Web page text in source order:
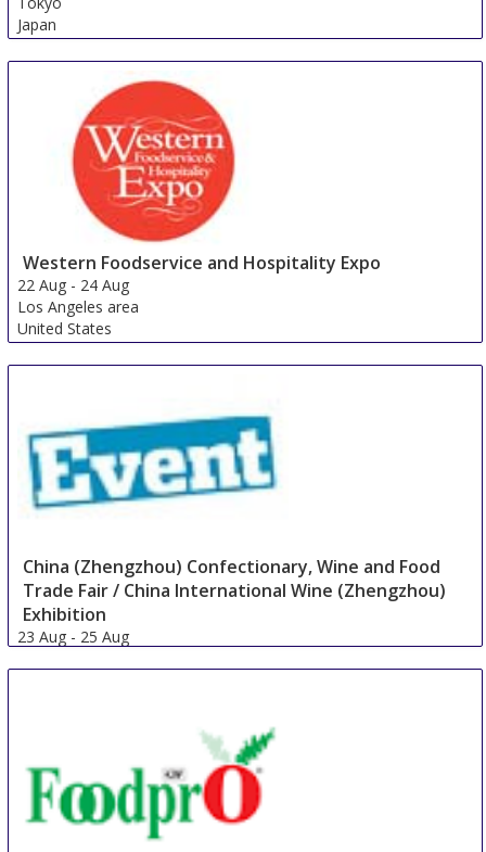
Japan
Western Foodservice and Hospitality Expo
22 Aug - 24 Aug
Los Angeles area
United States
China (Zhengzhou) Confectionary, Wine and Food
Trade Fair / China International Wine (Zhengzhou)
Exhibition
23 Aug - 25 Aug